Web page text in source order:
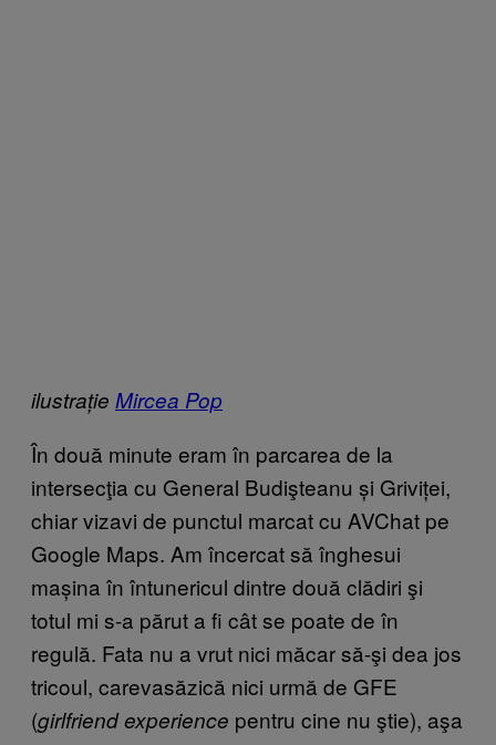
ilustrație Mircea Pop
În două minute eram în parcarea de la
intersecţia cu General Budişteanu și Griviței,
chiar vizavi de punctul marcat cu AVChat pe
Google Maps. Am încercat să înghesui
mașina în întunericul dintre două clădiri şi
totul mi s-a părut a fi cât se poate de în
regulă. Fata nu a vrut nici măcar să-şi dea jos
tricoul, carevasăzică nici urmă de GFE
(girlfriend experience pentru cine nu ştie), aşa